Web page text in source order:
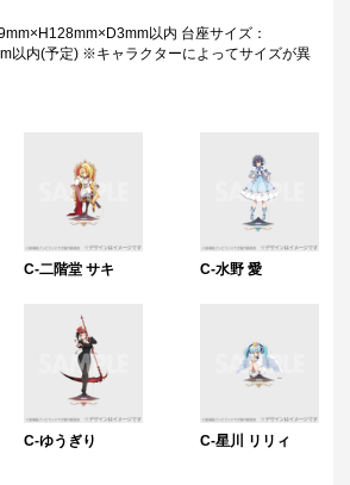
以内 台座サイズ：
以内(予定) ※キャラクターによってサイズが異
C-二階堂 サキ C-水野 愛
C-ゆうぎり C-星川 リリィ